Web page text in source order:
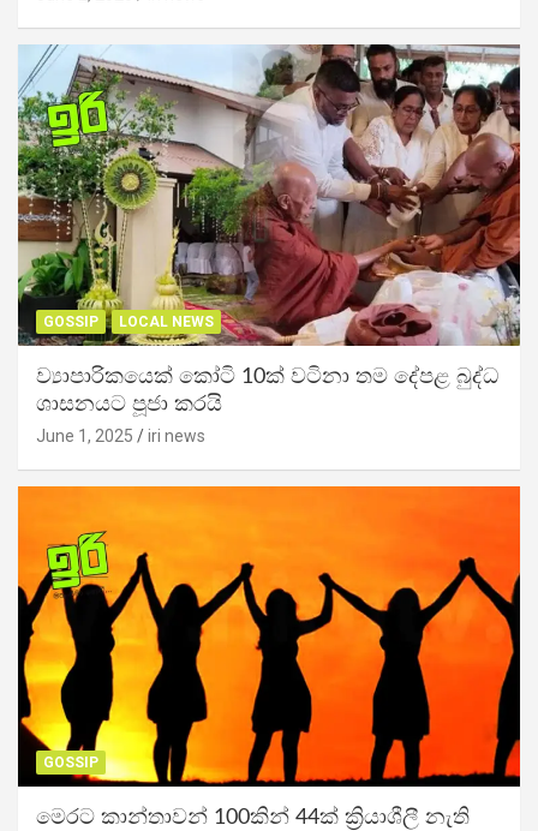
GOSSIP LOCAL NEWS
ව්‍යාපාරිකයෙක් කෝටි 10ක් වටිනා තම දේපළ බුද්ධ
ශාසනයට පූජා කරයි
June 1, 2025 iri news
GOSSIP
මෙරට කාන්තාවන් 100කින් 44ක් ක්‍රියාශීලී නැති